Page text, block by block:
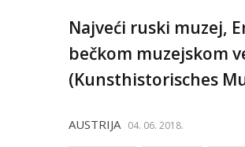
Najveći ruski muzej,
bečkom muzejskom
(Kunsthistorisches
AUSTRIJA 04. 06. 2018.